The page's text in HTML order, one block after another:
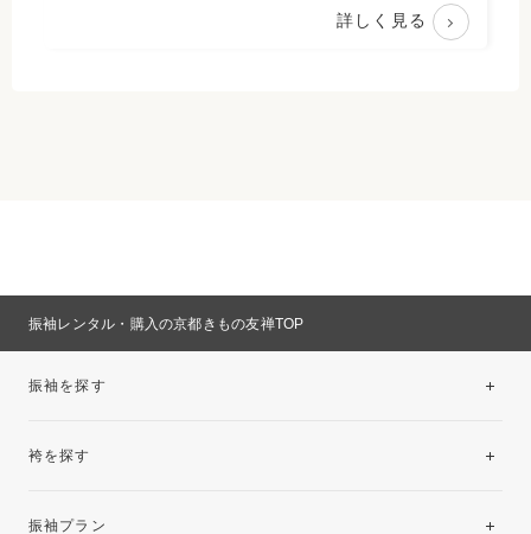
詳しく見る
振袖レンタル・購入の京都きもの友禅TOP
振袖を探す
袴を探す
振袖プラン